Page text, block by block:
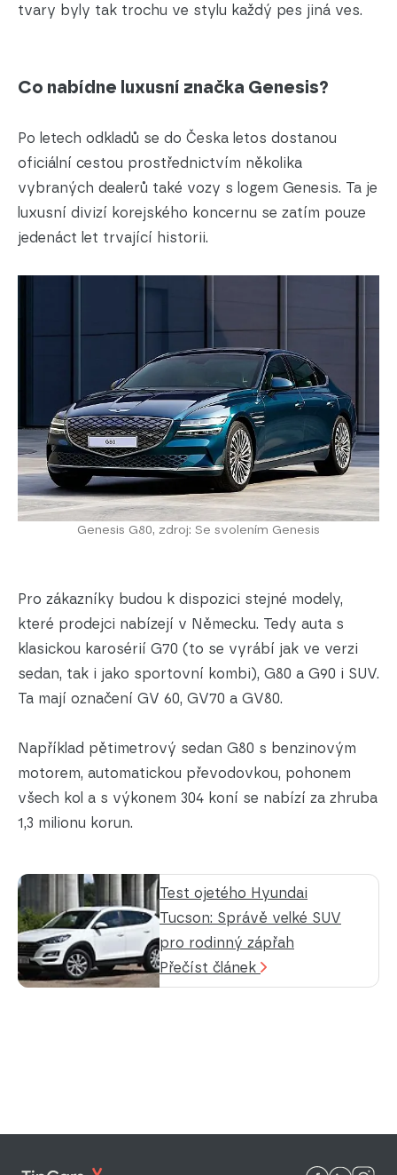
tvary byly tak trochu ve stylu každý pes jiná ves.
Co nabídne luxusní značka Genesis?
Po letech odkladů se do Česka letos dostanou
oficiální cestou prostřednictvím několika
vybraných dealerů také vozy s logem Genesis. Ta je
luxusní divizí korejského koncernu se zatím pouze
jedenáct let trvající historii.
Genesis G80, zdroj: Se svolením Genesis
Pro zákazníky budou k dispozici stejné modely,
které prodejci nabízejí v Německu. Tedy auta s
klasickou karosérií G70 (to se vyrábí jak ve verzi
sedan, tak i jako sportovní kombi), G80 a G90 i SUV.
Ta mají označení GV 60, GV70 a GV80.
Například pětimetrový sedan G80 s benzinovým
motorem, automatickou převodovkou, pohonem
všech kol a s výkonem 304 koní se nabízí za zhruba
1,3 milionu korun.
Test ojetého Hyundai
Tucson: Správě velké SUV
pro rodinný zápřah
Přečíst článek